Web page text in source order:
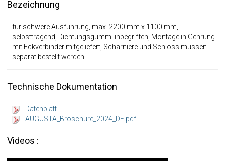
Bezeichnung
für schwere Ausführung, max. 2200 mm x 1100 mm,
selbsttragend, Dichtungsgummi inbegriffen, Montage in Gehrung
mit Eckverbinder mitgeliefert, Scharniere und Schloss müssen
separat bestellt werden
Technische Dokumentation
- Datenblatt
-AUGUSTA_Broschure_2024_DE.pdf
Videos :